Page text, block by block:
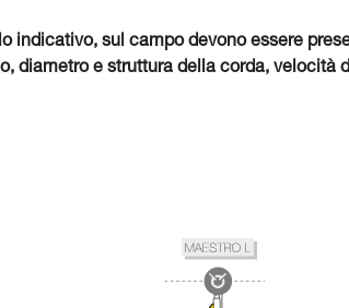
indicativo, sul campo devono essere
diametro e struttura della corda, velocità